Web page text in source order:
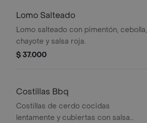
Lomo Salteado
Lomo salteado con pimentón, cebolla,
chayote y salsa roja.
$ 37.000
Costillas Bbq
Costillas de cerdo cocidas
lentamente y cubiertas con salsa